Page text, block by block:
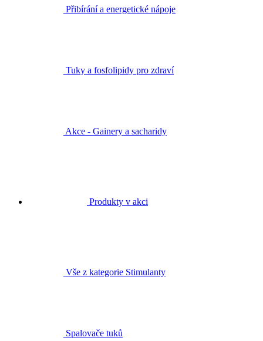
Přibírání a energetické nápoje
Tuky a fosfolipidy pro zdraví
Akce - Gainery a sacharidy
Produkty v akci
Vše z kategorie Stimulanty
Spalovače tuků